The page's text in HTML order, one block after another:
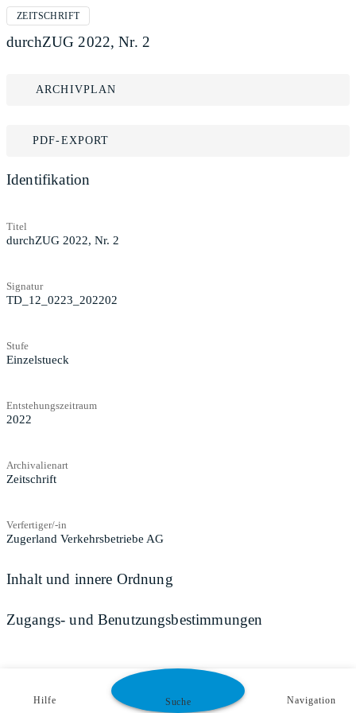
ZEITSCHRIFT
durchZUG 2022, Nr. 2
ARCHIVPLAN
PDF-EXPORT
Identifikation
Titel
durchZUG 2022, Nr. 2
Signatur
TD_12_0223_202202
Stufe
Einzelstueck
Entstehungszeitraum
2022
Archivalienart
Zeitschrift
Verfertiger/-in
Zugerland Verkehrsbetriebe AG
Inhalt und innere Ordnung
Zugangs- und Benutzungsbestimmungen
Hilfe Suche Navigation